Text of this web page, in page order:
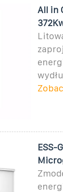
All in
ESS-